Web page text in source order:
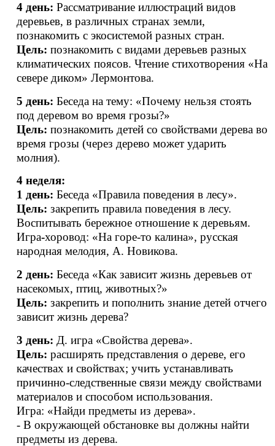
4 день: Рассматривание иллюстраций видов
деревьев, в различных странах земли,
познакомить с экосистемой разных стран.
Цель: познакомить с видами деревьев разных
климатических поясов. Чтение стихотворения «На
севере диком» Лермонтова.
5 день: Беседа на тему: «Почему нельзя стоять
под деревом во время грозы?»
Цель: познакомить детей со свойствами дерева во
время грозы (через дерево может ударить
молния).
4 неделя:
1 день: Беседа «Правила поведения в лесу».
Цель: закрепить правила поведения в лесу.
Воспитывать бережное отношение к деревьям.
Игра-хоровод: «На горе-то калина», русская
народная мелодия, А. Новикова.
2 день: Беседа «Как зависит жизнь деревьев от
насекомых, птиц, животных?»
Цель: закрепить и пополнить знание детей отчего
зависит жизнь дерева?
3 день: Д. игра «Свойства дерева».
Цель: расширять представления о дереве, его
качествах и свойствах; учить устанавливать
причинно-следственные связи между свойствами
материалов и способом использования.
Игра: «Найди предметы из дерева».
- В окружающей обстановке вы должны найти
предметы из дерева.